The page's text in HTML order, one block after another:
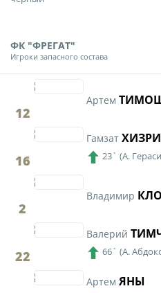
Игроки
О турнире
ФК "ФРЕГАТ"
Игроки запасного состава
12
Артем
16
Гамзат
23` (А.
2
Владимир
22
Валерий
66` (А.
Артем ЯНЫ